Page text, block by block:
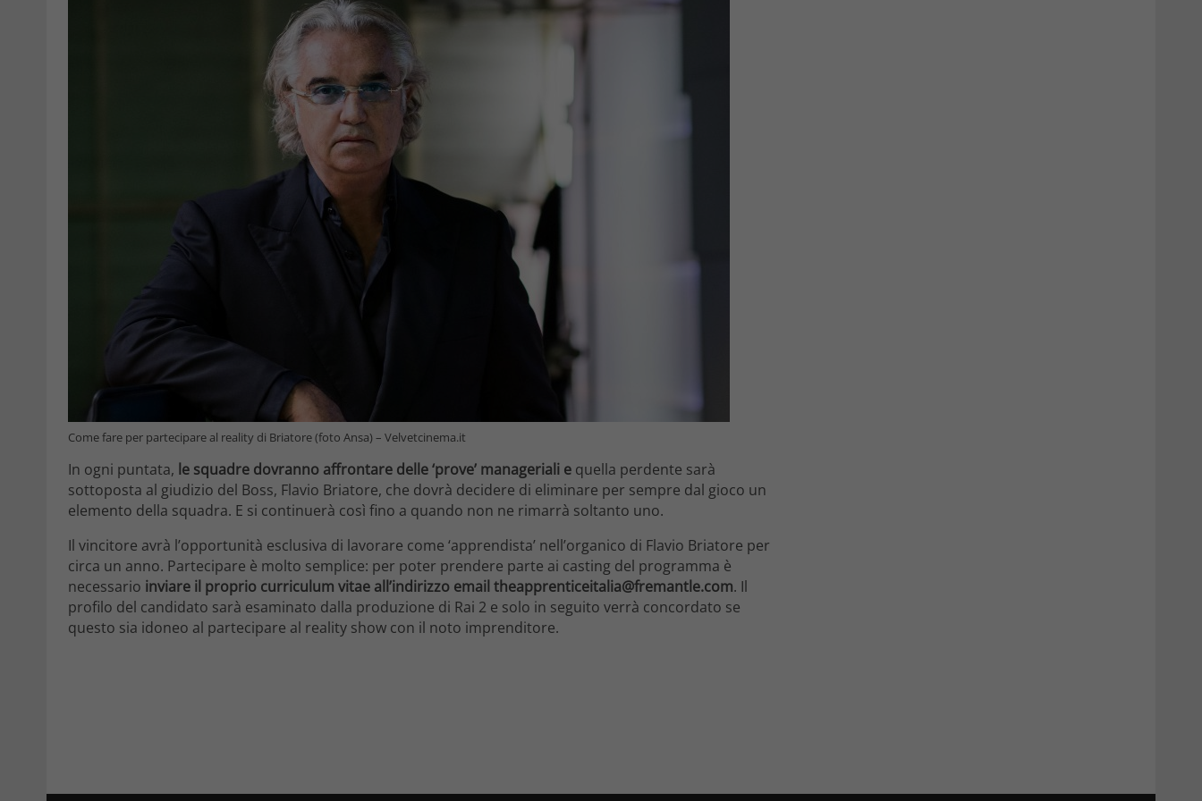
Come fare per partecipare al reality di Briatore (foto Ansa) – Velvetcinema.it
In ogni puntata, le squadre dovranno affrontare delle ‘prove’ manageriali e quella perdente sarà
sottoposta al giudizio del Boss, Flavio Briatore, che dovrà decidere di eliminare per sempre dal gioco un
elemento della squadra. E si continuerà così fino a quando non ne rimarrà soltanto uno.
Il vincitore avrà l’opportunità esclusiva di lavorare come ‘apprendista’ nell’organico di Flavio Briatore per
circa un anno. Partecipare è molto semplice: per poter prendere parte ai casting del programma è
necessario inviare il proprio curriculum vitae all’indirizzo email theapprenticeitalia@fremantle.com. Il
profilo del candidato sarà esaminato dalla produzione di Rai 2 e solo in seguito verrà concordato se
questo sia idoneo al partecipare al reality show con il noto imprenditore.